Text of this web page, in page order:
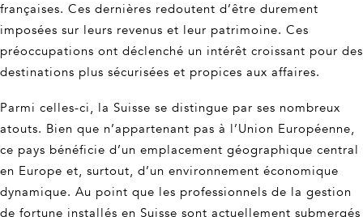
françaises. Ces dernières redoutent d’être durement
imposées sur leurs revenus et leur patrimoine. Ces
préoccupations ont déclenché un intérêt croissant pour des
destinations plus sécurisées et propices aux affaires.
Parmi celles-ci, la Suisse se distingue par ses nombreux
atouts. Bien que n’appartenant pas à l’Union Européenne,
ce pays bénéficie d’un emplacement géographique central
en Europe et, surtout, d’un environnement économique
dynamique. Au point que les professionnels de la gestion
de fortune installés en Suisse sont actuellement submergés